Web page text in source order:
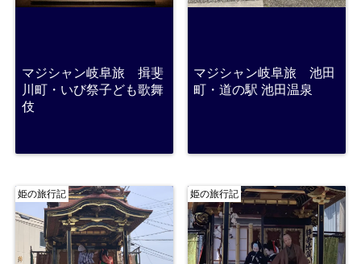
マジシャン岐阜旅 揖斐
川町・いび祭子ども歌舞
伎
マジシャン岐阜旅 池田
町・道の駅 池田温泉
姫の旅行記 姫の旅行記